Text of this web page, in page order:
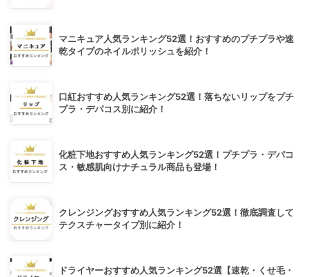
マニキュア人気ランキング52選！おすすめのプチプラや速
乾タイプのネイルポリッシュを紹介！
口紅おすすめ人気ランキング52選！落ちないリップをプチ
プラ・デパコス別に紹介！
化粧下地おすすめ人気ランキング52選！プチプラ・デパコ
ス・敏感肌向けナチュラル商品も登場！
クレンジングおすすめ人気ランキング52選！徹底調査して
テクスチャータイプ別に紹介！
ドライヤーおすすめ人気ランキング52選【速乾・くせ毛・